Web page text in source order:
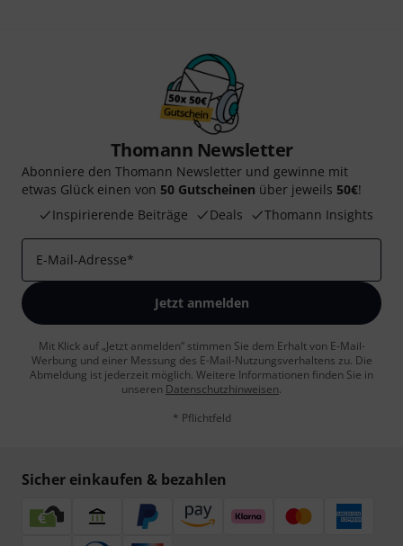
Thomann Newsletter
Abonniere den Thomann Newsletter und gewinne mit
etwas Glück einen von 50 Gutscheinen über jeweils 50€!
Inspirierende Beiträge
Deals Thomann Insights
E-Mail-Adresse*
Jetzt anmelden
Mit Klick auf „Jetzt anmelden“ stimmen Sie dem Erhalt von E-Mail-
Werbung und einer Messung des E-Mail-Nutzungsverhaltens zu. Die
Abmeldung ist jederzeit möglich. Weitere Informationen finden Sie in
unseren Datenschutzhinweisen.
* Pflichtfeld
Sicher einkaufen & bezahlen